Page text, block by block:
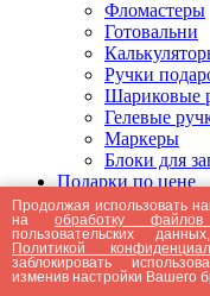
Фломастеры
Готовальни
Ручки
Шариковые
Гелевые
Маркеры
Блоки для
Подарки по цене
Подарки от
Подарки до
Подарки до
Подарки до
Подарки до
Продолжая использовать
наобработку
пользовательских
Политикой
заблокировать
изменив настройки Вашего